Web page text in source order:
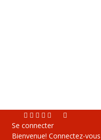
Se connecter
Bienvenue! Connectez-